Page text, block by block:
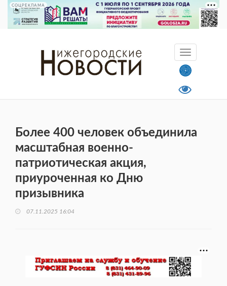
СОЦРЕКЛАМА
Более 400 человек объединила
масштабная военно-
патриотическая акция,
приуроченная ко Дню
призывника
07.11.2025 16:04